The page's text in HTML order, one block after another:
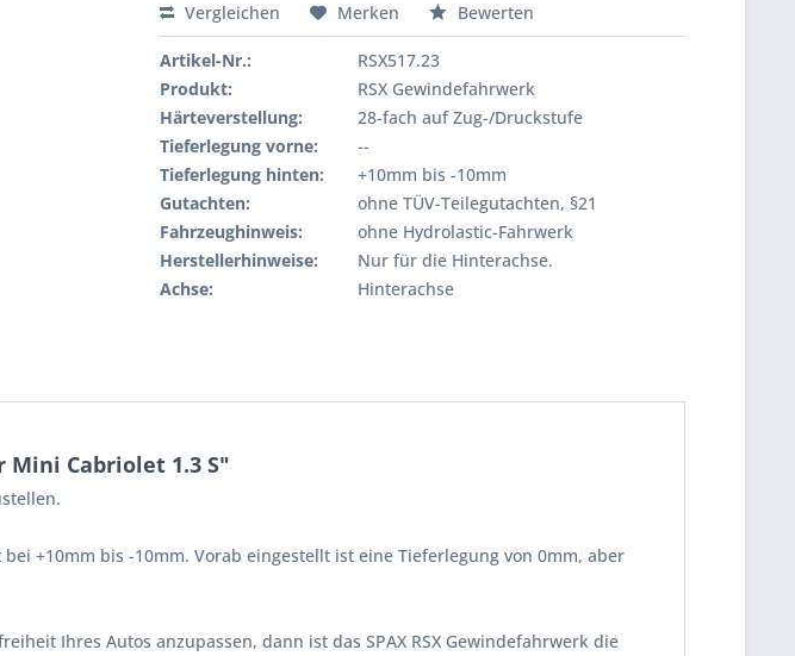
Vergleichen Merken Bewerten
Artikel-Nr.:
RSX517.23
Produkt:
RSX Gewindefahrwerk
Härteverstellung:
28-fach auf Zug-/Druckstufe
Tieferlegung vorne:
--
Tieferlegung hinten:
+10mm bis -10mm
Gutachten:
ohne TÜV-Teilegutachten, §21
Fahrzeughinweis:
ohne Hydrolastic-Fahrwerk
Herstellerhinweise:
Nur für die Hinterachse.
Achse:
Hinterachse
Mini Cabriolet 1.3 S"
+10mm bis -10mm. Vorab eingestellt ist eine Tieferlegung von 0mm, aber
Ihres Autos anzupassen, dann ist das SPAX RSX Gewindefahrwerk die